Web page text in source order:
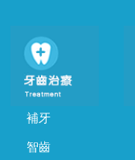
補牙
智齒